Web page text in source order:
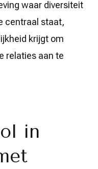
waar diversiteit
centraal staat,
krijgt om
relaties aan te
in